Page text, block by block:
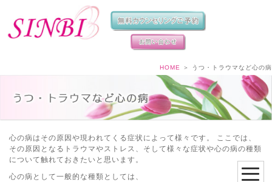
HOME ＞ うつ・トラウマなど心の病
心の病はその原因や現われてくる症状によって様々です。 ここでは、
その原因となるトラウマやストレス、そして様々な症状や心の病の種類
について触れておきたいと思います。
心の病として一般的な種類としては、